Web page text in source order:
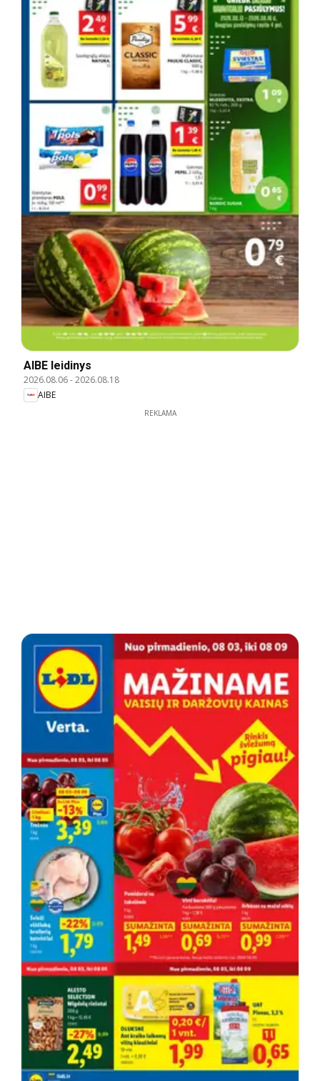
AIBE leidinys
2026.08.06-2026.08.18
AIBE
REKLAMA